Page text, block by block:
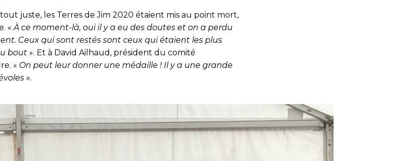
juste, les Terres de Jim 2020 étaient mis au point mort,
«À ce moment-là, oui il y a eu des doutes et on a perdu
Ceux qui sont restés sont ceux qui étaient les plus
bout ». Et à David Ailhaud, président du comité
« On peut leur donner une médaille ! Il y a une grande
».